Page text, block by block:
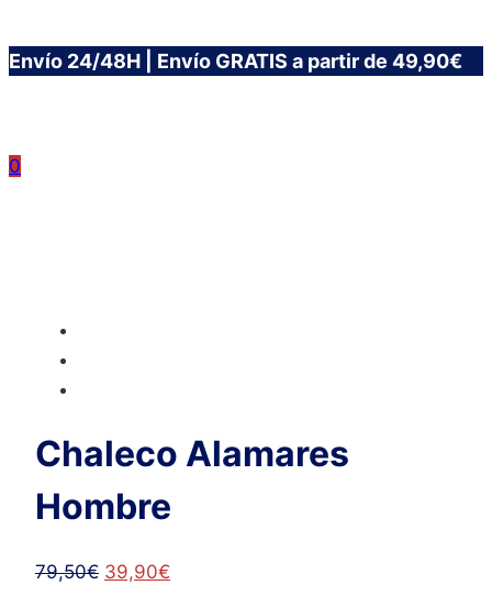
Saltar
Envío 24/48H | Envío GRATIS a partir de 49,90€
0
Chaleco Alamares
Hombre
79,50€ El
39,90€